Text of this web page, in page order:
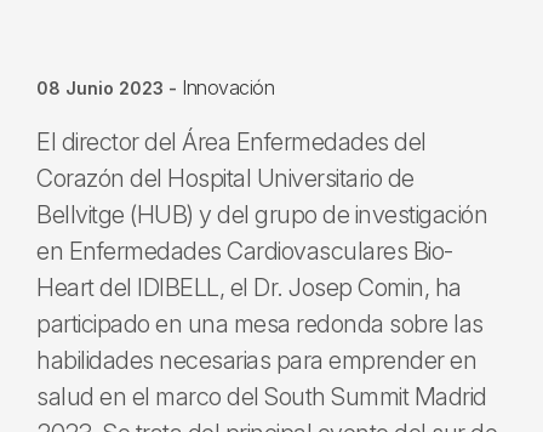
08 Junio 2023 - Innovación
El director del Área Enfermedades del
Corazón del Hospital Universitario de
Bellvitge (HUB) y del grupo de investigación
en Enfermedades Cardiovasculares Bio-
Heart del IDIBELL, el Dr. Josep Comin, ha
participado en una mesa redonda sobre las
habilidades necesarias para emprender en
salud en el marco del South Summit Madrid